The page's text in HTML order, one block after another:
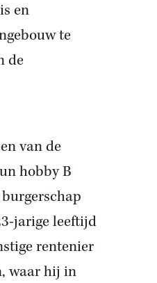
en
te
de
van de
hobby B
jarige leeftijd
rentenier
waar hij in